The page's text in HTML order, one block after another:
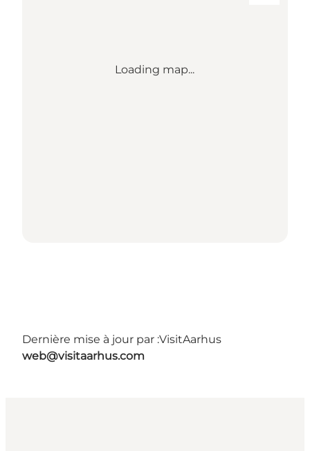
Loading map...
Dernière mise à jour par :VisitAarhus
web@visitaarhus.com